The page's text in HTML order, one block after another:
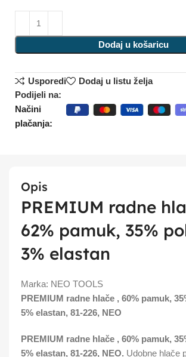
Dodaj u košaricu
Usporedi
Dodaj u listu želja
Podijeli na:
Načini
plačanja:
Opis
PREMIUM radne
62% pamuk, 35%
3% elastan
Marka: NEO TOOLS
PREMIUM radne hlače , 60% pamuk,
5% elastan, 81-226, NEO
PREMIUM radne hlače , 60% pamuk,
5% elastan, 81-226, NEO. Udobne hlače